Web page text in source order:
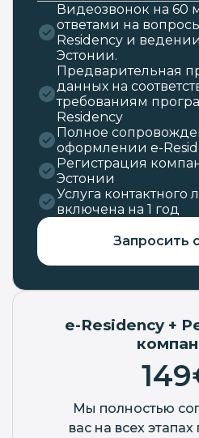
Видеозвонок на 60
ответами на
Residency и
Эстонии.
Предварительная
данных на
требованиям
Residency
Полное
оформлении e-
Регистрация
Эстонии
Услуга контактного
включена на 1 год
Запросить
e-Residency +
Мы полностью
вас на всех